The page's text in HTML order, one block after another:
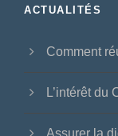
ACTUALITÉS
Comment
L’intérêt du